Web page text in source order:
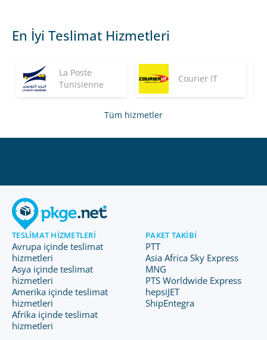
En İyi Teslimat Hizmetleri
La Poste
Tunisienne
Courier IT
Tüm hizmetler
TESLIMAT HIZMETLERI
Avrupa içinde teslimat
hizmetleri
Asya içinde teslimat
hizmetleri
Amerika içinde teslimat
hizmetleri
Afrika içinde teslimat
hizmetleri
PAKET TAKIBI
PTT
Asia Africa Sky Express
MNG
PTS Worldwide Express
hepsiJET
ShipEntegra